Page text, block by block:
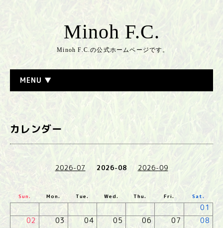
Minoh F.C.
Minoh F.C.の公式ホームページです。
MENU ▼
カレンダー
2026-07 2026-08 2026-09
Sun. Mon. Tue. Wed. Thu. Fri. Sat.
01
02
03 04 05 06 07 08